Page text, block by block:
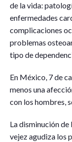
de la vida:
enfermedades
complicaciones
problemas
tipo de
En México, 7 de
menos una
con los hombres,
La disminución
vejez agudiza los